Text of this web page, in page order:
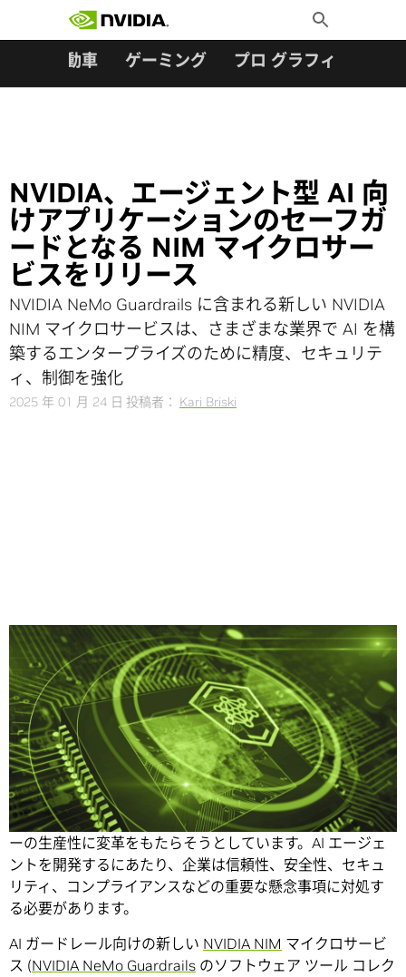
Toggle
Search
自動車 ゲーミング プロ グラフィックス
NVIDIA、エージェント型 AI 向
けアプリケーションのセーフガ
ードとなる NIM マイクロサー
ビスをリリース
NVIDIA NeMo Guardrails に含まれる新しい NVIDIA
NIM マイクロサービスは、さまざまな業界で AI を構
築するエンタープライズのために精度、セキュリテ
ィ、制御を強化
2025 年 01 月 24 日 投稿者： Kari Briski
Share
AI エージェントは、多様なタスクを実行できる「ナレッジ
ロボット」によって、世界中の 10 億人のナレッジ ワーカ
ーの生産性に変革をもたらそうとしています。AI エージェ
ントを開発するにあたり、企業は信頼性、安全性、セキュ
リティ、コンプライアンスなどの重要な懸念事項に対処す
る必要があります。
AI ガードレール向けの新しい NVIDIA NIM マイクロサービ
ス (NVIDIA NeMo Guardrails のソフトウェア ツール コレク